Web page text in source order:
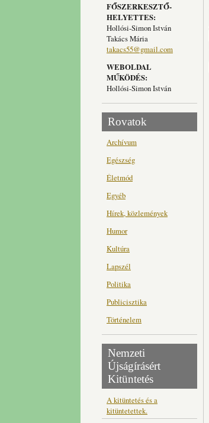
FŐSZERKESZTŐ-
HELYETTES:
Hollósi-Simon István
Takács Mária
takacs55@gmail.com
WEBOLDAL
MŰKÖDÉS:
Hollósi-Simon István
Rovatok
Archívum
Egészség
Életmód
Egyéb
Hírek, közlemények
Humor
Kultúra
Lapszél
Politika
Publicisztika
Történelem
Nemzeti
Újságírásért
Kitüntetés
A kitüntetés és a
kitüntetettek.